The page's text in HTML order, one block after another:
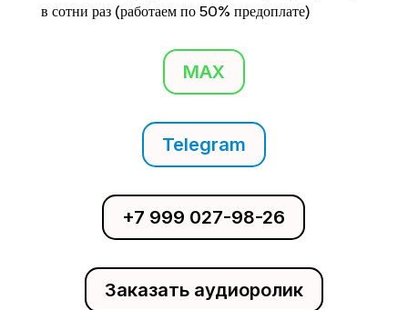
в сотни раз (работаем по 50% предоплате)
MAX
Telegram
+7 999 027-98-26
Заказать аудиоролик